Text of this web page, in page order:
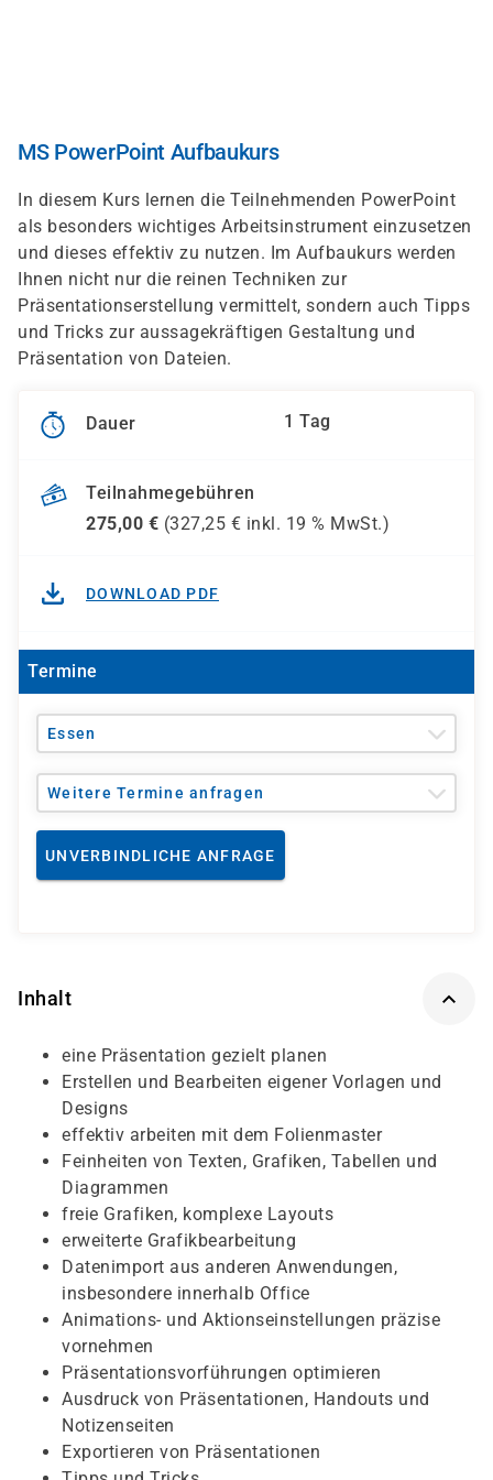
MS PowerPoint Aufbaukurs
In diesem Kurs lernen die Teilnehmenden PowerPoint
als besonders wichtiges Arbeitsinstrument einzusetzen
und dieses effektiv zu nutzen. Im Aufbaukurs werden
Ihnen nicht nur die reinen Techniken zur
Präsentationserstellung vermittelt, sondern auch Tipps
und Tricks zur aussagekräftigen Gestaltung und
Präsentation von Dateien.
Dauer 1 Tag
Teilnahmegebühren
275,00 € (327,25 € inkl. 19 % MwSt.)
DOWNLOAD PDF
Termine
Essen
Weitere Termine anfragen
UNVERBINDLICHE ANFRAGE
Inhalt
eine Präsentation gezielt planen
Erstellen und Bearbeiten eigener Vorlagen und
Designs
effektiv arbeiten mit dem Folienmaster
Feinheiten von Texten, Grafiken, Tabellen und
Diagrammen
freie Grafiken, komplexe Layouts
erweiterte Grafikbearbeitung
Datenimport aus anderen Anwendungen,
insbesondere innerhalb Office
Animations- und Aktionseinstellungen präzise
vornehmen
Präsentationsvorführungen optimieren
Ausdruck von Präsentationen, Handouts und
Notizenseiten
Exportieren von Präsentationen